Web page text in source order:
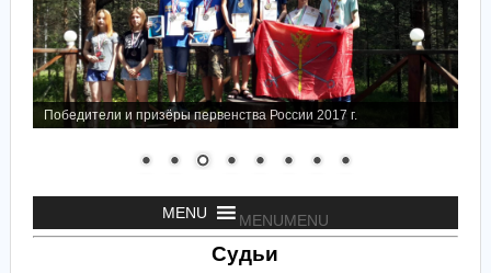
Победители и призёры чемпионата России 2017 года среди
"личников"
MENUMENU
Судьи